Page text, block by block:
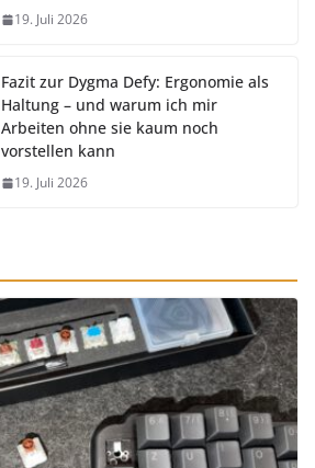
19. Juli 2026
Fazit zur Dygma Defy: Ergonomie als
Haltung – und warum ich mir
Arbeiten ohne sie kaum noch
vorstellen kann
19. Juli 2026